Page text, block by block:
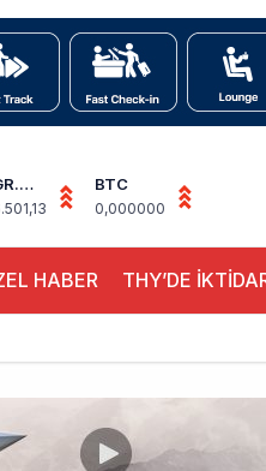
BTC
0,000000
HABER THY’DE